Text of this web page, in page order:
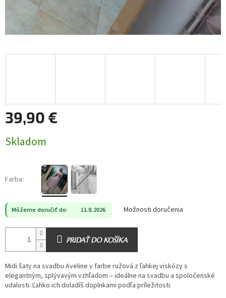
39,90 €
cena:
Skladom
Farba:
Môžeme doručiť do: 11.8.2026 Možnosti doručenia
PRIDAŤ DO KOŠÍKA
Midi šaty na svadbu Aveline v farbe ružová z ľahkej viskózy s
elegantným, splývavým vzhľadom – ideálne na svadbu a spoločenské
udalosti. Ľahko ich doladíš doplnkami podľa príležitosti.